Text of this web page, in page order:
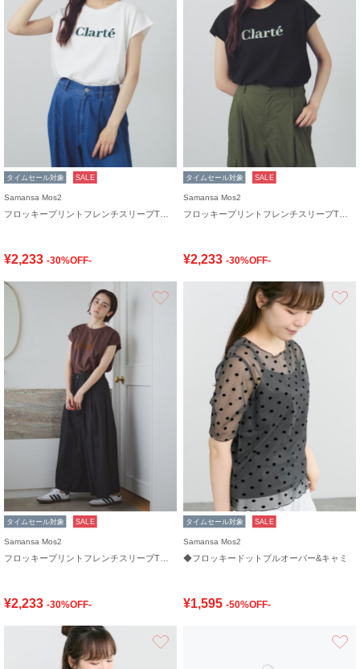
タイムセール対象 SALE
Samansa Mos2
¥2,233 -30%OFF-
タイムセール対象 SALE
Samansa Mos2
¥2,233 -30%OFF-
タイムセール対象 SALE
Samansa Mos2
¥2,233 -30%OFF-
タイムセール対象 SALE
Samansa Mos2
◆フロッキードットプルオーバー&キャミ
¥1,595 -50%OFF-